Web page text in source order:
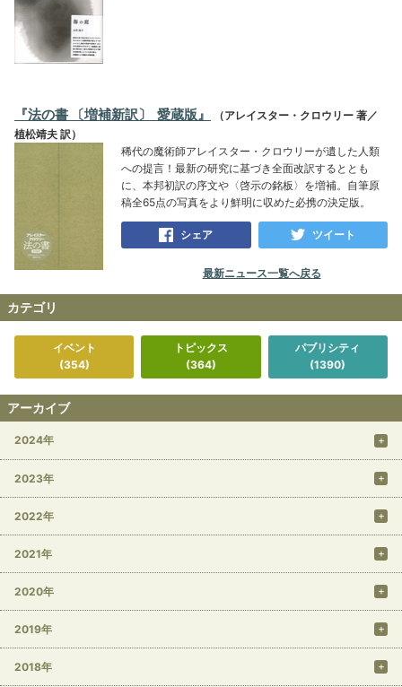
『法の書 〔増補新訳〕 愛蔵版』
（アレイスター・クロウリー 著／
植松靖夫 訳）
稀代の魔術師アレイスター・クロウリーが遺した人類
への提言！最新の研究に基づき全面改訳するととも
に、本邦初訳の序文や〈啓示の銘板〉を増補。自筆原
稿全65点の写真をより鮮明に収めた必携の決定版。
シェア ツイート
最新ニュース一覧へ戻る
カテゴリ
イベント
(354)
トピックス
(364)
パブリシティ
(1390)
アーカイブ
2024年
2023年
2022年
2021年
2020年
2019年
2018年